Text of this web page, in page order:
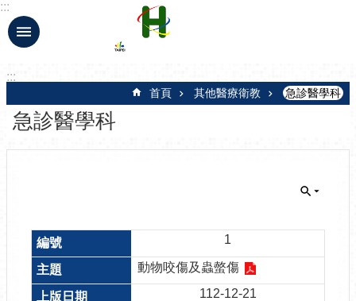
跳到主要內容區塊
:::
:::
首頁 其他醫療衛教 急診醫學科
急診醫學科
1
動物咬傷及蟲螫傷
112-12-21